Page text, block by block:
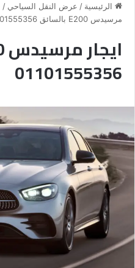
الرئيسية / عرض النقل السياحي /
مرسيدس E200 بالسائق 01101555356
01101555356